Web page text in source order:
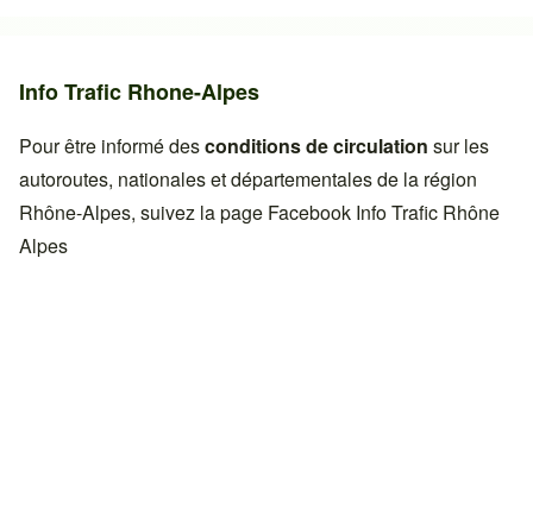
Info Trafic Rhone-Alpes
Pour être informé desconditions de circulation sur les
autoroutes, nationales et départementales de la région
Rhône-Alpes, suivez la page Facebook Info Trafic Rhône
Alpes